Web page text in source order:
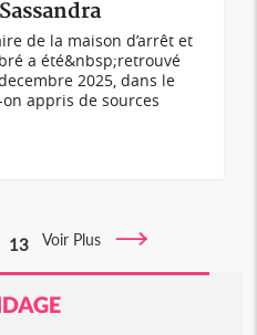
de la maison d’arrêt et
a été&nbsp;retrouvé
2025, dans le
appris de sources
13 Voir Plus